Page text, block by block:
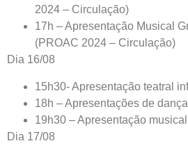
2024 – Circulação)
17h – Apresentação Musical
(PROAC 2024 – Circulação)
Dia 16/08
15h30- Apresentação teatral
18h – Apresentações de dança
19h30 – Apresentação
Dia 17/08